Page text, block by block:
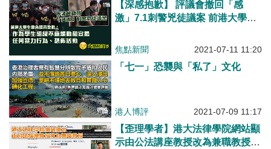
【深感抱歉】 評議會撤回「感
激」7.1刺警兇徒議案 前港大學生
何暴力行為、恐佈活動
焦點新聞 2021-07-11 11:20
「七一」恐襲與「私了」文化
港人博評 2021-07-09 11:17
【歪理學者】港大法律學院網站顯
示由公法講座教授改為兼職教授